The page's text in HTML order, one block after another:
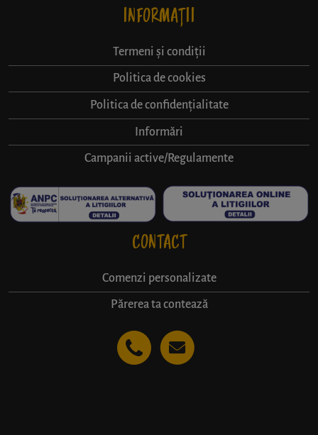
INFORMAȚII
Termeni și condiții
Politica de cookies
Politica de confidențialitate
Informări
Campanii active/Regulamente
CONTACT
Comenzi personalizate
Părerea ta contează